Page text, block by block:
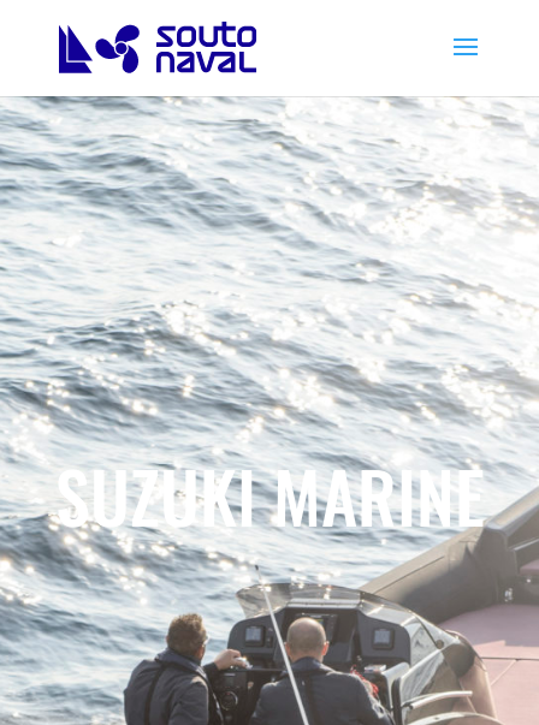
SUZUKI MARINE